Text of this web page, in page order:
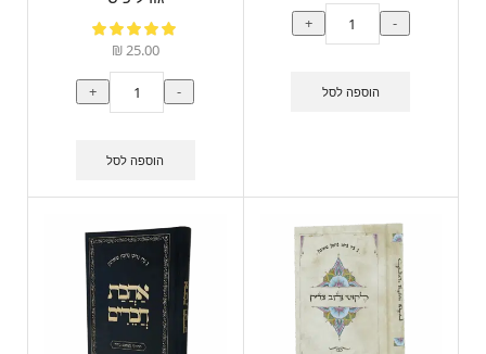
-
+
הוספה לסל
₪25.00
-
+
הוספה לסל